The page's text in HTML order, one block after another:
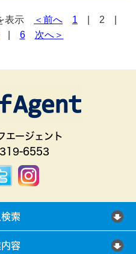
表示 ＜前へ 1 | 2 |
6 次へ＞
エージェント
6553
索
容